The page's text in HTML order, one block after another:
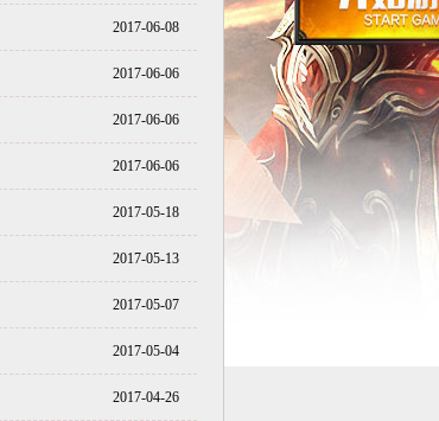
2017-06-08
2017-06-06
2017-06-06
2017-06-06
2017-05-18
2017-05-13
2017-05-07
2017-05-04
2017-04-26